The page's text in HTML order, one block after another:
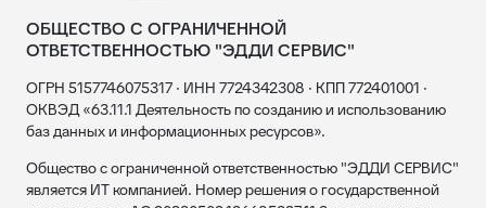
ОБЩЕСТВО С ОГРАНИЧЕННОЙ
ОТВЕТСТВЕННОСТЬЮ "ЭДДИ СЕРВИС"
ОГРН 5157746075317 · ИНН 7724342308 · КПП 772401001 ·
ОКВЭД «63.11.1 Деятельность по созданию и использованию
баз данных и информационных ресурсов».
Общество с ограниченной ответственностью "ЭДДИ СЕРВИС"
является ИТ компанией. Номер решения о государственной